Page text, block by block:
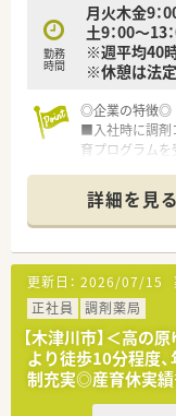
勤務
時間
月火木金9：
土9：00～13
※週平均40
※休憩は法
◎企業の特徴◎
■入社時に調剤
育プログラム
す。
■1店舗2ライン
貨の商品補充や
やOTCカウンセ
きます。
■国の指針に沿
健康サポート薬
処方箋枚数を
置をすることで
を整えたり、一
います。
■育休休業を3
詳細を見る
更新日： 2026/07/15
正社員
調剤薬局
【木津川市】＜高の
より徒歩10分程度
制充実◎産育休実